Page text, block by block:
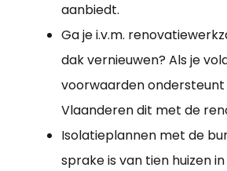
aanbiedt.
Ga je i.v.m.
dak vernieuwen? Als je
voorwaarden ondersteunt
Vlaanderen dit met de
Isolatieplannen met de
sprake is van tien huizen